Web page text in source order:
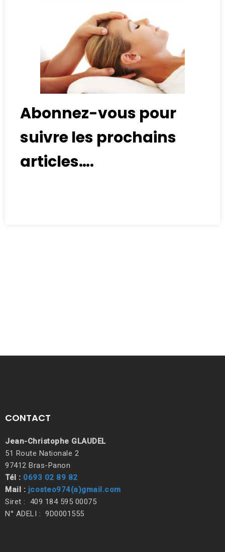
Abonnez-vous pour
suivre les prochains
articles….
CONTACT
Jean-Christophe GLAUDEL
51 Route Nationale 2
97412 Bras-Panon
Tél : 0693 02 89 82
Mail : jcosteo974(a)gmail.com
Siret : 409 184 595 00075
N° ADELI : 9D0001555